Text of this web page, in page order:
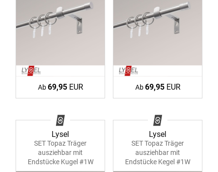
Ab69,95EUR Ab69,95EUR
Lysel
SET Topaz Träger
ausziehbar mit
Endstücke Kugel #1W
Lysel
SET Topaz Träger
ausziehbar mit
Endstücke Kegel #1W